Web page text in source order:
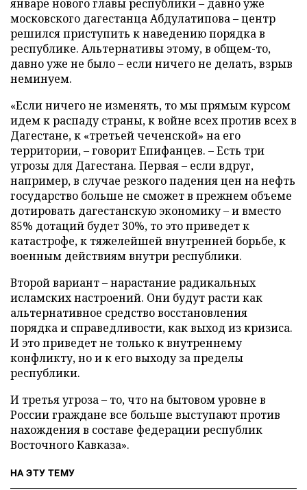
январе нового главы республики – давно уже
московского дагестанца Абдулатипова – центр
решился приступить к наведению порядка в
республике. Альтернативы этому, в общем-то,
давно уже не было – если ничего не делать, взрыв
неминуем.
«Если ничего не изменять, то мы прямым курсом
идем к распаду страны, к войне всех против всех в
Дагестане, к «третьей чеченской» на его
территории, – говорит Епифанцев. – Есть три
угрозы для Дагестана. Первая – если вдруг,
например, в случае резкого падения цен на нефть
государство больше не сможет в прежнем объеме
дотировать дагестанскую экономику – и вместо
85% дотаций будет 30%, то это приведет к
катастрофе, к тяжелейшей внутренней борьбе, к
военным действиям внутри республики.
Второй вариант – нарастание радикальных
исламских настроений. Они будут расти как
альтернативное средство восстановления
порядка и справедливости, как выход из кризиса.
И это приведет не только к внутреннему
конфликту, но и к его выходу за пределы
республики.
И третья угроза – то, что на бытовом уровне в
России граждане все больше выступают против
нахождения в составе федерации республик
Восточного Кавказа».
НА ЭТУ ТЕМУ